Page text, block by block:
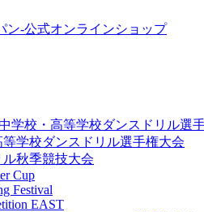
学校・高等学校ダンスドリル選
学校ダンスドリル選手権大会
秋季競技大会
Cup
Festival
EAST